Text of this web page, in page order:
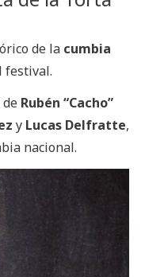
de lacumbia
festival.
Rubén “Cacho”
y Lucas Delfratte,
nacional.